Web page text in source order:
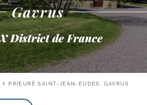
Gavrus
District de France
PRIEURÉ SAINT-JEAN-EUDES, GAVRUS